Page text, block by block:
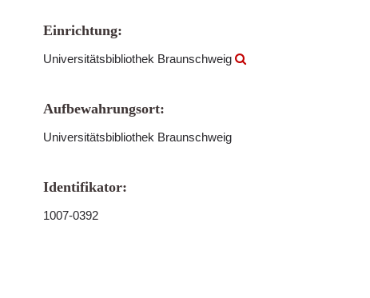
Einrichtung:
Universitätsbibliothek Braunschweig
Aufbewahrungsort:
Universitätsbibliothek Braunschweig
Identifikator:
1007-0392